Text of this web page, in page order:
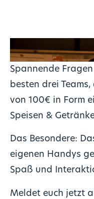
Spannende
besten drei
von 100€ in Form
Speisen &
Das Besondere:
eigenen Handys
Spaß und
Meldet euch jetzt